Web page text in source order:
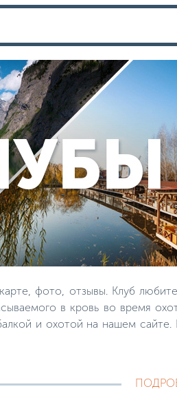
фото, отзывы. Клуб
в кровь во время
и охотой на нашем